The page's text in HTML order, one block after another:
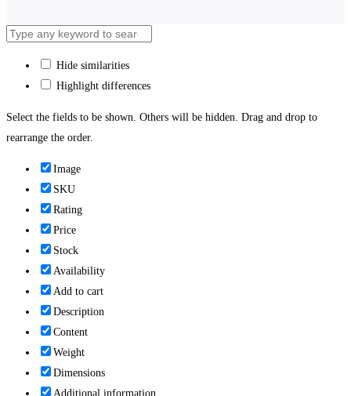
Hide similarities
Highlight differences
Select the fields to be shown. Others will be hidden. Drag and drop to
rearrange the order.
Image
SKU
Rating
Price
Stock
Availability
Add to cart
Description
Content
Weight
Dimensions
Additional information